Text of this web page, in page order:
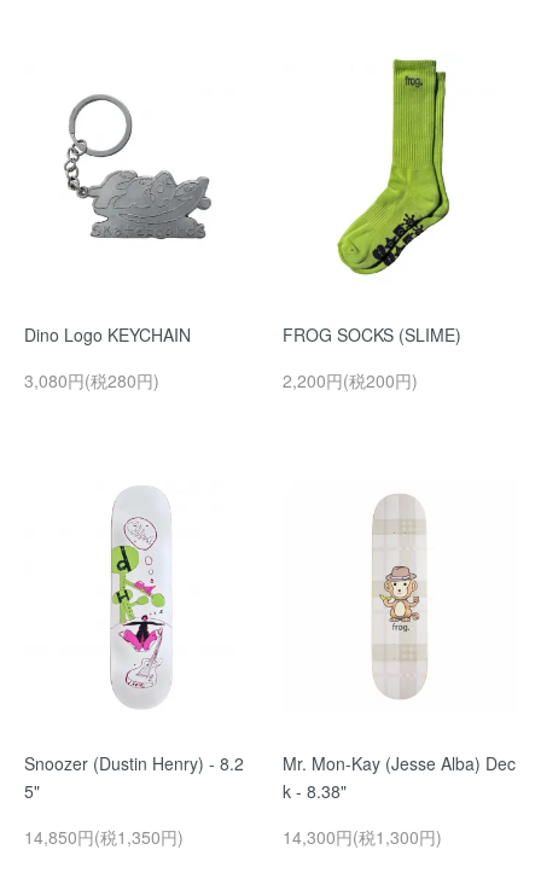
Dino Logo KEYCHAIN
3,080円(税280円)
FROG SOCKS (SLIME)
2,200円(税200円)
Snoozer (Dustin Henry) - 8.2
5"
14,850円(税1,350円)
Mr. Mon-Kay (Jesse Alba) Dec
k - 8.38"
14,300円(税1,300円)